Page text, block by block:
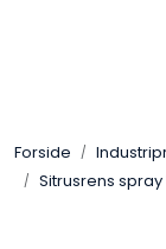
Forside
Sitrusrens spray
Pakning